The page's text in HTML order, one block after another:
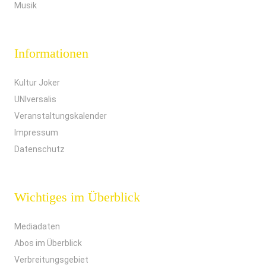
Musik
Informationen
Kultur Joker
UNIversalis
Veranstaltungskalender
Impressum
Datenschutz
Wichtiges im Überblick
Mediadaten
Abos im Überblick
Verbreitungsgebiet